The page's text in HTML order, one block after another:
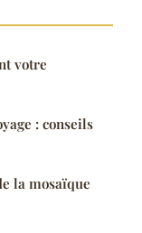
votre
: conseils
la mosaïque